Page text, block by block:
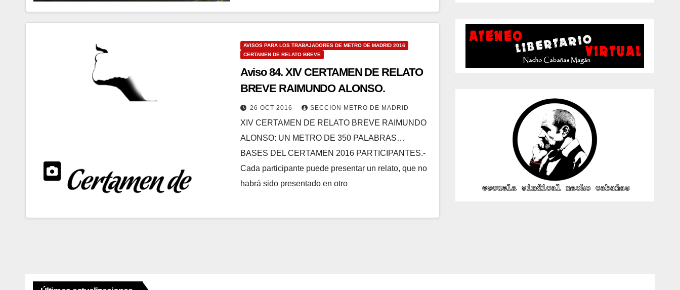
AVISOS PARA LOS TRABAJADORES DE METRO DE MADRID 2016
CERTAMEN DE RELATO BREVE
Aviso 84. XIV CERTAMEN DE RELATO
BREVE RAIMUNDO ALONSO.
26 OCT 2016 SECCION METRO DE MADRID
XIV CERTAMEN DE RELATO BREVE RAIMUNDO
ALONSO: UN METRO DE 350 PALABRAS…
BASES DEL CERTAMEN 2016 PARTICIPANTES.-
Cada participante puede presentar un relato, que no
habrá sido presentado en otro